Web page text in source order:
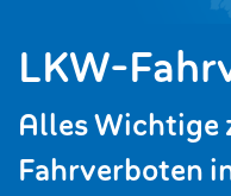
LKW-
Alles Wichtige
Fahrverboten